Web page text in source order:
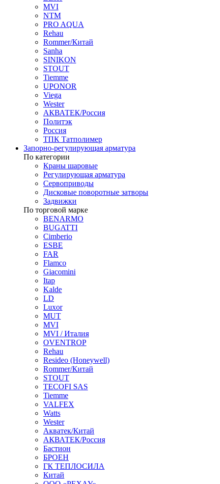
MVI
NTM
PRO AQUA
Rehau
Rommer/Китай
Sanha
SINIKON
STOUT
Tiemme
UPONOR
Viega
Wester
АКВАТЕК/Россия
Политэк
Россия
ТПК Татполимер
Запорно-регулирующая арматура
По категории
Краны шаровые
Регулирующая арматура
Сервоприводы
Дисковые поворотные затворы
Задвижки
По торговой марке
BENARMO
BUGATTI
Cimberio
ESBE
FAR
Flamco
Giacomini
Itap
Kalde
LD
Luxor
MUT
MVI
MVI / Италия
OVENTROP
Rehau
Resideo (Honeywell)
Rommer/Китай
STOUT
TECOFI SAS
Tiemme
VALFEX
Watts
Wester
Акватек/Китай
АКВАТЕК/Россия
Бастион
БРОЕН
ГК ТЕПЛОСИЛА
Китай